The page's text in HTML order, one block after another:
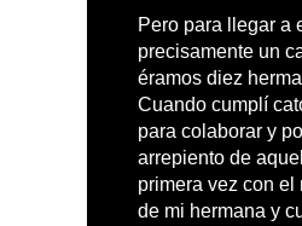
Pero para llegar a
precisamente un
éramos diez
Cuando cumplí
para colaborar y
arrepiento de
primera vez con el
de mi hermana y